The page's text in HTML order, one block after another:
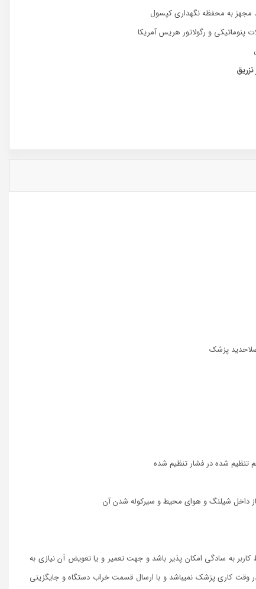
مجهز به محفظه نگهداری کپسول
پنوماتیکی و رگولاتور هریس آمریکا
صلاحدید پزشک
تنظیم شده در فشار تنظیم شده
داخل شیلنگ و هوای محیط و سیرکوله شدن آن
به سادگی امکان پذیر باشد و جهت تعمیر و یا تعویض آن نیازی به
کاری پزشک نمیباشد و با ارسال قسمت خراب دستگاه و جایگزینی